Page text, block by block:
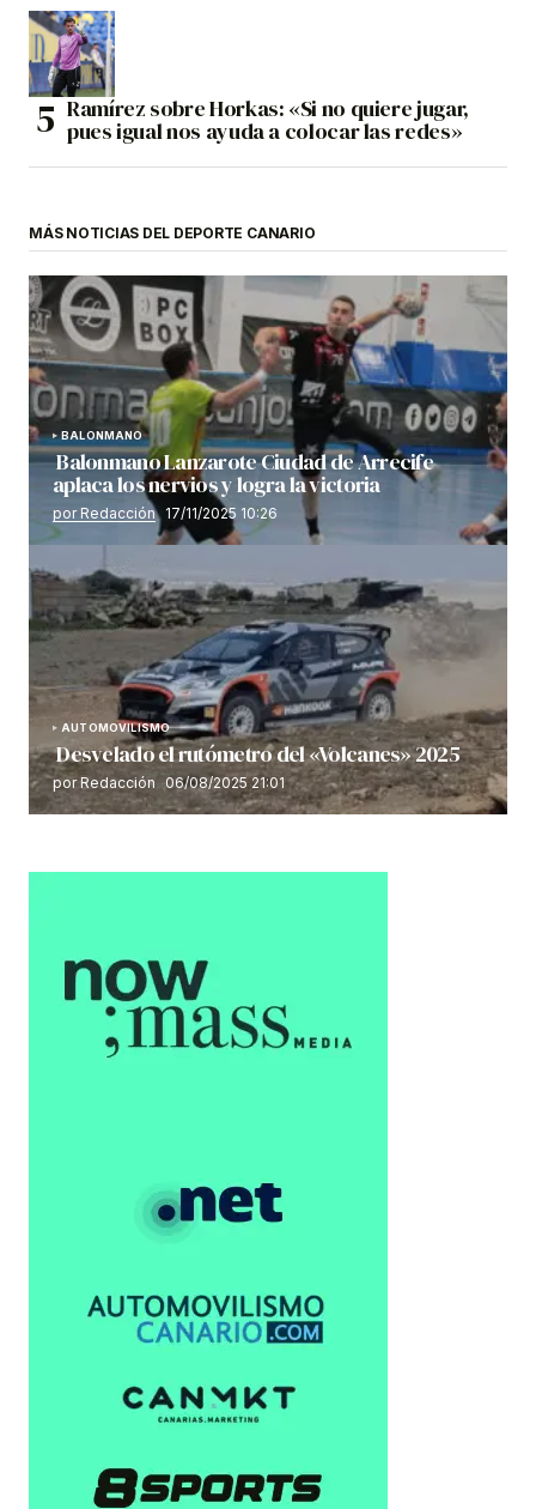
Ramírez sobre Horkas: «Si no quiere jugar,
pues igual nos ayuda a colocar las redes»
MÁS NOTICIAS DEL DEPORTE CANARIO
BALONMANO
Balonmano Lanzarote Ciudad de Arrecife
aplaca los nervios y logra la victoria
por Redacción 17/11/2025 10:26
AUTOMOVILISMO
Desvelado el rutómetro del «Volcanes» 2025
por Redacción 06/08/2025 21:01